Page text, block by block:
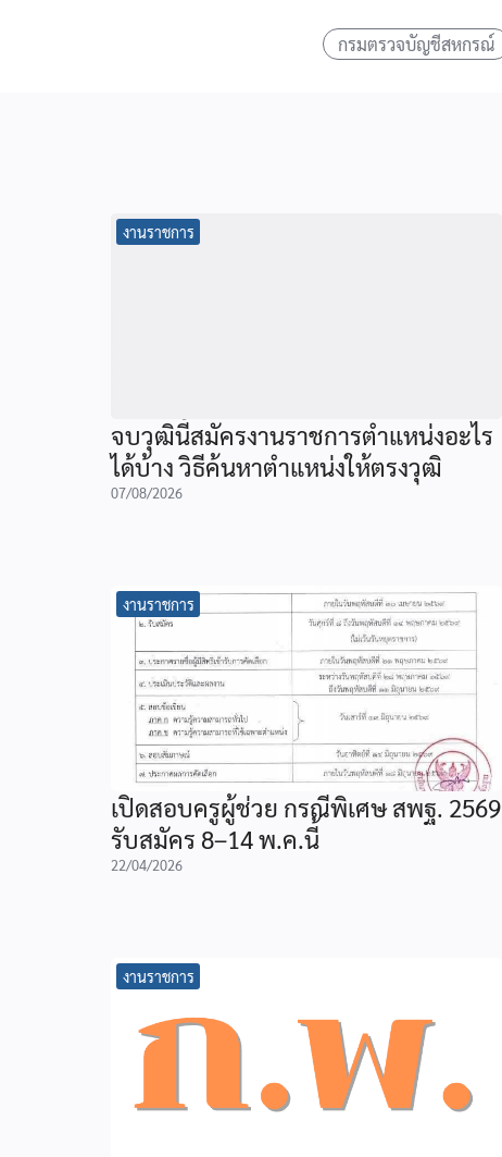
กรมตรวจบัญชีสหกรณ์
งานราชการ
จบวุฒินี้สมัครงานราชการตำแหน่งอะไร
ได้บ้าง วิธีค้นหาตำแหน่งให้ตรงวุฒิ
07/08/2026
งานราชการ
เปิดสอบครูผู้ช่วย กรณีพิเศษ สพฐ. 2569
รับสมัคร 8–14 พ.ค.นี้
22/04/2026
งานราชการ